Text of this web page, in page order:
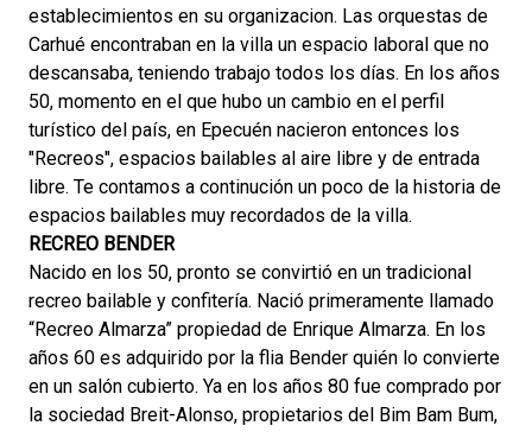
establecimientos en su organizacion. Las orquestas de
Carhué encontraban en la villa un espacio laboral que no
descansaba, teniendo trabajo todos los días. En los años
50, momento en el que hubo un cambio en el perfil
turístico del país, en Epecuén nacieron entonces los
"Recreos", espacios bailables al aire libre y de entrada
libre. Te contamos a continución un poco de la historia de
espacios bailables muy recordados de la villa.
RECREO BENDER
Nacido en los 50, pronto se convirtió en un tradicional
recreo bailable y confitería. Nació primeramente llamado
“Recreo Almarza” propiedad de Enrique Almarza. En los
años 60 es adquirido por la flia Bender quién lo convierte
en un salón cubierto. Ya en los años 80 fue comprado por
la sociedad Breit-Alonso, propietarios del Bim Bam Bum,